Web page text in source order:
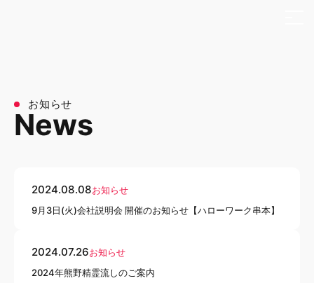
お知らせ
News
2024.08.08お知らせ
9月3日(火)会社説明会 開催のお知らせ【ハローワーク串本】
2024.07.26お知らせ
2024年熊野精霊流しのご案内